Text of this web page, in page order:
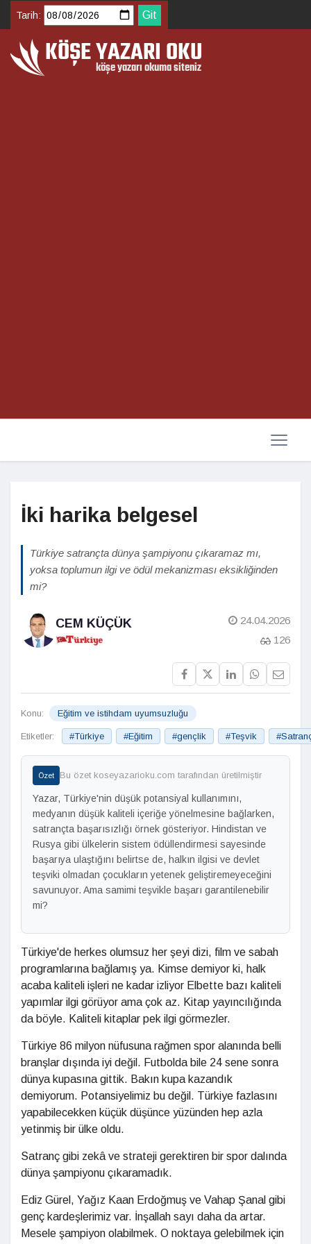
Tarih:
İki harika belgesel
Türkiye satrançta dünya şampiyonu çıkaramaz mı,
yoksa toplumun ilgi ve ödül mekanizması eksikliğinden
mi?
CEM KÜÇÜK
24.04.2026
126
Konu: Eğitim ve istihdam uyumsuzluğu
Etiketler: #Türkiye #Eğitim #gençlik #Teşvik
Özet Bu özet koseyazarioku.com tarafından üretilmiştir
Yazar, Türkiye'nin düşük potansiyal kullanımını,
medyanın düşük kaliteli içeriğe yönelmesine bağlarken,
satrançta başarısızlığı örnek gösteriyor. Hindistan ve
Rusya gibi ülkelerin sistem ödüllendirmesi sayesinde
başarıya ulaştığını belirtse de, halkın ilgisi ve devlet
teşviki olmadan çocukların yetenek geliştiremeyeceğini
savunuyor. Ama samimi teşvikle başarı garantilenebilir
mi?
Türkiye'de herkes olumsuz her şeyi dizi, film ve sabah
programlarına bağlamış ya. Kimse demiyor ki, halk
acaba kaliteli işleri ne kadar izliyor Elbette bazı kaliteli
yapımlar ilgi görüyor ama çok az. Kitap yayıncılığında
da böyle. Kaliteli kitaplar pek ilgi görmezler.
Türkiye 86 milyon nüfusuna rağmen spor alanında belli
branşlar dışında iyi değil. Futbolda bile 24 sene sonra
dünya kupasına gittik. Bakın kupa kazandık
demiyorum. Potansiyelimiz bu değil. Türkiye fazlasını
yapabilecekken küçük düşünce yüzünden hep azla
yetinmiş bir ülke oldu.
Satranç gibi zekâ ve strateji gerektiren bir spor dalında
dünya şampiyonu çıkaramadık.
Ediz Gürel, Yağız Kaan Erdoğmuş ve Vahap Şanal gibi
genç kardeşlerimiz var. İnşallah sayı daha da artar.
Mesele şampiyon olabilmek. O noktaya gelebilmek için